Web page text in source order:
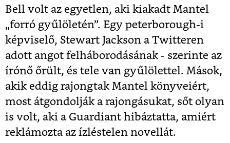
Bell volt az egyetlen, aki kiakadt Mantel
„forró gyűlöletén”. Egy peterborough-i
képviselő, Stewart Jackson a Twitteren
adott angot felháborodásának - szerinte az
írónő őrült, és tele van gyűlölettel. Mások,
akik eddig rajongtak Mantel könyveiért,
most átgondolják a rajongásukat, sőt olyan
is volt, aki a Guardiant hibáztatta, amiért
reklámozta az ízléstelen novellát.